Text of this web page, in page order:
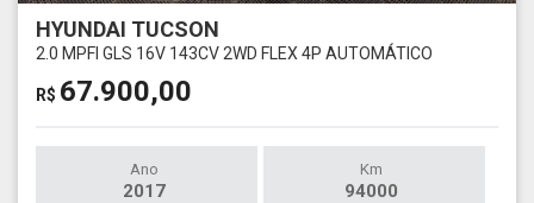
HYUNDAI TUCSON
2.0 MPFI GLS 16V 143CV 2WD FLEX 4P AUTOMÁTICO
R$ 67.900,00
Ano
2017
Km
94000